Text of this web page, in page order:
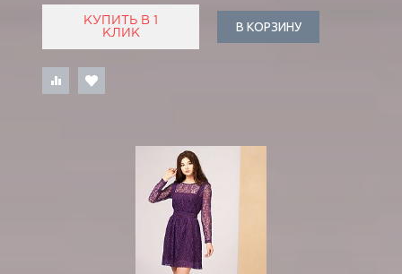
КУПИТЬ В 1
КЛИК
В КОРЗИНУ